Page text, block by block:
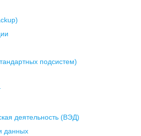
подсистем)
деятельность (ВЭД)
данных